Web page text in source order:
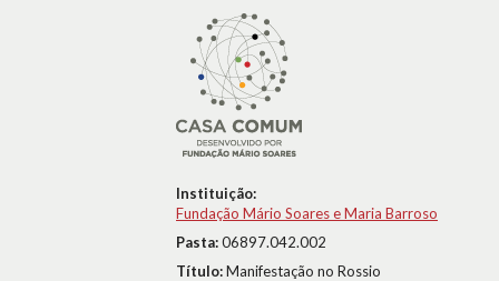
Instituição:
Fundação Mário Soares e Maria Barroso
Pasta:06897.042.002
Título:Manifestação no Rossio